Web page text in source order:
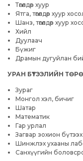
Төгөлдөр хуур
Ятга, төгөлдөр хуур
Шанз, төгөлдөр хуур
Хийл
Дуулаач
Бүжиг
Драмын дугуйлан
УРАН БҮТЭЭЛИЙН
Зураг
Монгол хэл, бичиг
Шатар
Математик
Гар урлал
Загвар зохион бүтээх
Шинжлэх ухааны
Санхүүгийн